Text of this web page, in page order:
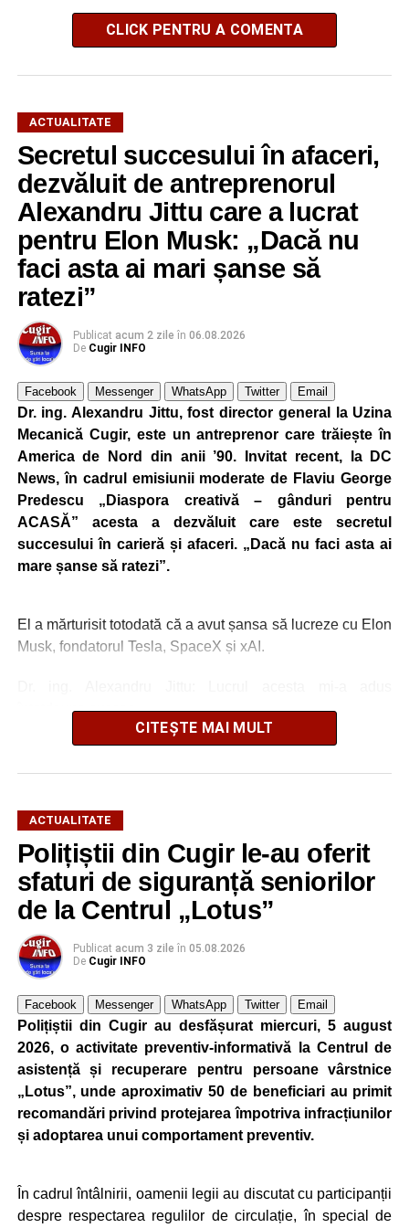
CLICK PENTRU A COMENTA
ACTUALITATE
Secretul succesului în afaceri,
dezvăluit de antreprenorul
Alexandru Jittu care a lucrat
pentru Elon Musk: „Dacă nu
faci asta ai mari șanse să
ratezi”
Publicat acum 2 zile în 06.08.2026
De Cugir INFO
Facebook Messenger WhatsApp Twitter Email
Dr. ing. Alexandru Jittu, fost director general la Uzina
Mecanică Cugir, este un antreprenor care trăiește în
America de Nord din anii ’90. Invitat recent, la DC
News, în cadrul emisiunii moderate de Flaviu George
Predescu „Diaspora creativă – gânduri pentru
ACASĂ” acesta a dezvăluit care este secretul
succesului în carieră și afaceri. „Dacă nu faci asta ai
mare șanse să ratezi”.
El a mărturisit totodată că a avut șansa să lucreze cu Elon
Musk, fondatorul Tesla, SpaceX și xAI.
întotdeuna succes
„Nu am lucrat niciodată pentru guverne. În România am
lucrat la Uzina Mecanică Cugir care era întreprindere de
și aici bugetele sunt ale firmelor. Foarte mulți dintre
foarte mult pentru că eu nu am început niciodată un
proiect, o comandă, din ziua în care mi s-a dat, ci am
început planificarea livrării din ziua în care trebuia să
încep producția. Lucrul acesta mi-a dat întotdeuna succes.
Dacă nu te implici 150% într-un proiect, ai mare șanse să
ratezi”.
Elon Musk mi-a strâns mâna de trei ori
„Am avut șansă să lucrez pentru Elon Musk. Mi-a strâns
mâna de trei ori. Am fost director de proiect la prima lui
fabrică de autoturisme din Fremont. Nu comentez prea
multe la adresa domniei sale fiindcă a intrat în politcă (
echipa președintelui Donald Trump) și a făcut o mare
O parte dintre realizările dr. ing. Alexandru Jittu
CITEȘTE MAI MULT
ACTUALITATE
Polițiștii din Cugir le-au oferit
sfaturi de siguranță seniorilor
de la Centrul „Lotus”
Publicat acum 3 zile în 05.08.2026
De Cugir INFO
Facebook Messenger WhatsApp Twitter Email
Polițiștii din Cugir au desfășurat miercuri, 5 august
2026, o activitate preventiv-informativă la Centrul de
asistență și recuperare pentru persoane vârstnice
„Lotus”, unde aproximativ 50 de beneficiari au primit
recomandări privind protejarea împotriva infracțiunilor
și adoptarea unui comportament preventiv.
În cadrul întâlnirii, oamenii legii au discutat cu participanții
despre respectarea regulilor de circulație, în special de